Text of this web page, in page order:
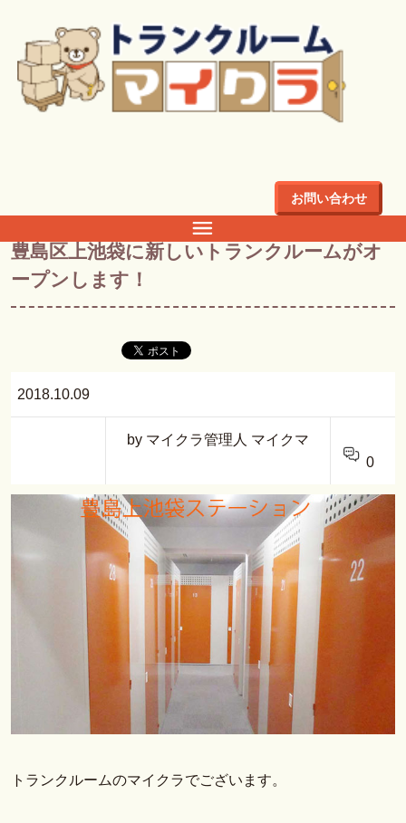
お問い合わせ
豊島区上池袋に新しいトランクルームがオ
豊島区上池袋に新しいトランクルームがオ
ープンします！
2018.10.09
by マイクラ管理人 マイクマ
0
トランクルームのマイクラでございます。